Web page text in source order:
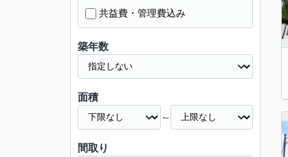
共益費・管理費込み
築年数
面積
～
間取り